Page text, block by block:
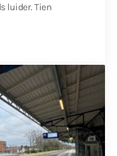
luider. Tien